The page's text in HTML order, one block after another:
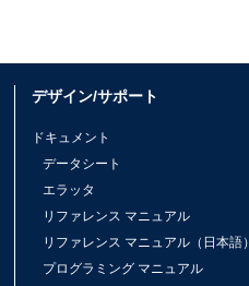
デザイン/サポート
ドキュメント
データシート
エラッタ
リファレンス マニュアル
リファレンス マニュアル（日本語）
プログラミング マニュアル